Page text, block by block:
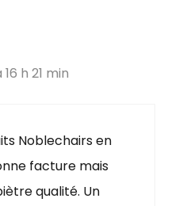
h 21 min
Noblechairs en
facture mais
qualité. Un